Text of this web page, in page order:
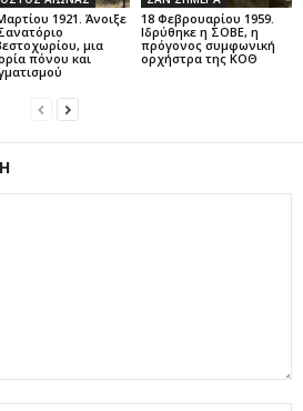
1921. Άνοιξε
μια
πόνου και
18 Φεβρουαρίου 1959.
Ιδρύθηκε η ΣΟΒΕ, η
πρόγονος συμφωνική
ορχήστρα της ΚΟΘ